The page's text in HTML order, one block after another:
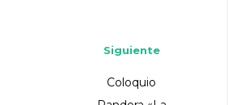
Siguiente
Coloquio